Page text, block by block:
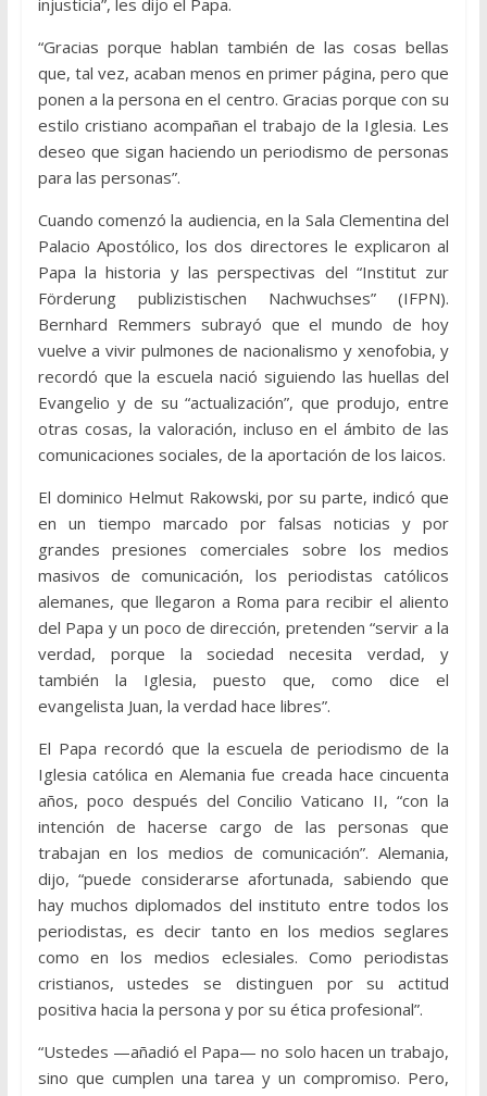
“Gracias porque hablan también de las cosas bellas
que, tal vez, acaban menos en primer página, pero que
ponen a la persona en el centro. Gracias porque con su
estilo cristiano acompañan el trabajo de la Iglesia. Les
deseo que sigan haciendo un periodismo de personas
para las personas”.
Cuando comenzó la audiencia, en la Sala Clementina del
Palacio Apostólico, los dos directores le explicaron al
Papa la historia y las perspectivas del “Institut zur
Förderung publizistischen Nachwuchses” (IFPN).
Bernhard Remmers subrayó que el mundo de hoy
vuelve a vivir pulmones de nacionalismo y xenofobia, y
recordó que la escuela nació siguiendo las huellas del
Evangelio y de su “actualización”, que produjo, entre
otras cosas, la valoración, incluso en el ámbito de las
comunicaciones sociales, de la aportación de los laicos.
El dominico Helmut Rakowski, por su parte, indicó que
en un tiempo marcado por falsas noticias y por
grandes presiones comerciales sobre los medios
masivos de comunicación, los periodistas católicos
alemanes, que llegaron a Roma para recibir el aliento
del Papa y un poco de dirección, pretenden “servir a la
verdad, porque la sociedad necesita verdad, y
también la Iglesia, puesto que, como dice el
evangelista Juan, la verdad hace libres”.
El Papa recordó que la escuela de periodismo de la
Iglesia católica en Alemania fue creada hace cincuenta
años, poco después del Concilio Vaticano II, “con la
intención de hacerse cargo de las personas que
trabajan en los medios de comunicación”. Alemania,
dijo, “puede considerarse afortunada, sabiendo que
hay muchos diplomados del instituto entre todos los
periodistas, es decir tanto en los medios seglares
como en los medios eclesiales. Como periodistas
cristianos, ustedes se distinguen por su actitud
positiva hacia la persona y por su ética profesional”.
“Ustedes —añadió el Papa— no solo hacen un trabajo,
sino que cumplen una tarea y un compromiso. Pero,